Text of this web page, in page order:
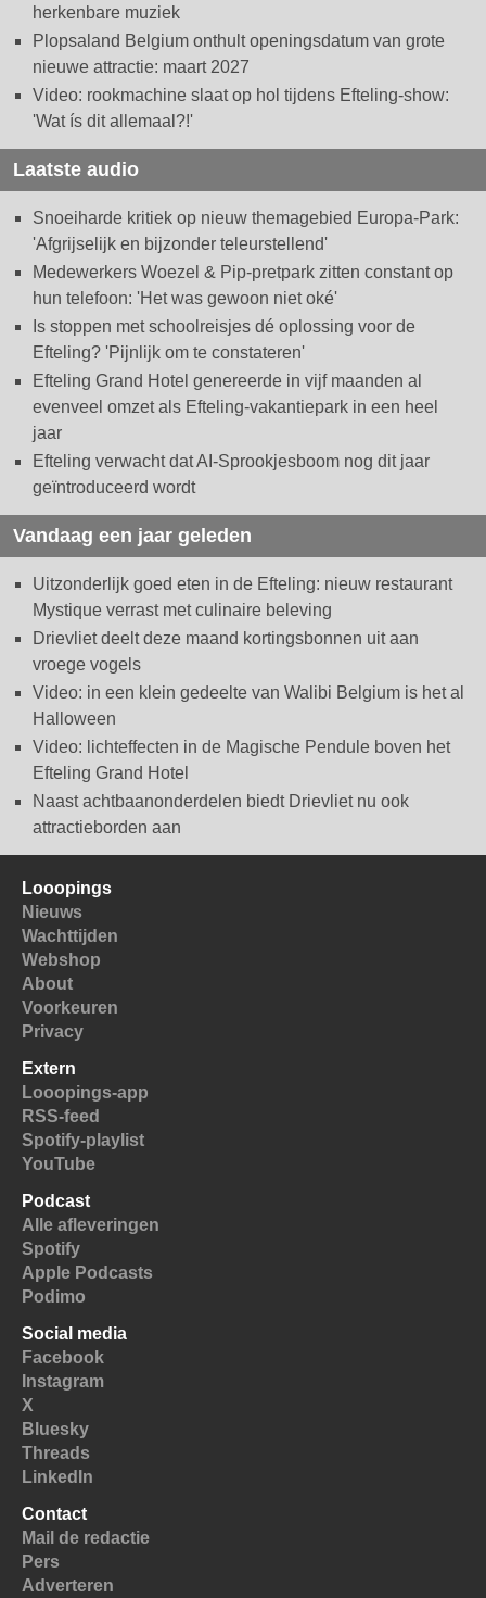
herkenbare muziek
Plopsaland Belgium onthult openingsdatum van grote
nieuwe attractie: maart 2027
Video: rookmachine slaat op hol tijdens Efteling-show:
'Wat ís dit allemaal?!'
Laatste audio
Snoeiharde kritiek op nieuw themagebied Europa-Park:
'Afgrijselijk en bijzonder teleurstellend'
Medewerkers Woezel & Pip-pretpark zitten constant op
hun telefoon: 'Het was gewoon niet oké'
Is stoppen met schoolreisjes dé oplossing voor de
Efteling? 'Pijnlijk om te constateren'
Efteling Grand Hotel genereerde in vijf maanden al
evenveel omzet als Efteling-vakantiepark in een heel
jaar
Efteling verwacht dat AI-Sprookjesboom nog dit jaar
geïntroduceerd wordt
Vandaag een jaar geleden
Uitzonderlijk goed eten in de Efteling: nieuw restaurant
Mystique verrast met culinaire beleving
Drievliet deelt deze maand kortingsbonnen uit aan
vroege vogels
Video: in een klein gedeelte van Walibi Belgium is het al
Halloween
Video: lichteffecten in de Magische Pendule boven het
Efteling Grand Hotel
Naast achtbaanonderdelen biedt Drievliet nu ook
attractieborden aan
Looopings
Nieuws
Wachttijden
Webshop
About
Voorkeuren
Privacy
Extern
Looopings-app
RSS-feed
Spotify-playlist
YouTube
Podcast
Alle afleveringen
Spotify
Apple Podcasts
Podimo
Social media
Facebook
Instagram
X
Bluesky
Threads
LinkedIn
Contact
Mail de redactie
Pers
Adverteren